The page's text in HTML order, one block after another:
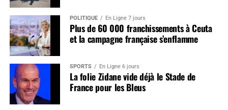
POLITIQUE En Ligne 7 jours
Plus de 60 000 franchissements à Ceuta
et la campagne française s’enflamme
SPORTS En Ligne 6 jours
La folie Zidane vide déjà le Stade de
France pour les Bleus